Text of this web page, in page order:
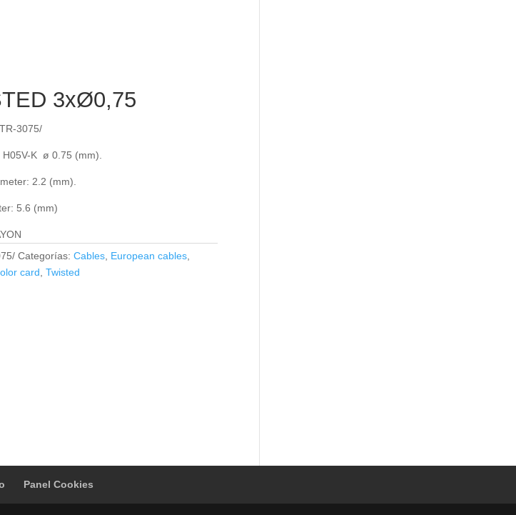
3xØ0,75
3075/
H05V-K ø 0.75 (mm).
2.2 (mm).
5.6 (mm)
Categorías:Cables, European cables,
card,Twisted
Panel Cookies